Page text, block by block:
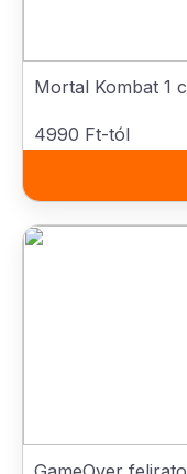
Mortal Kombat 1
4990 Ft-tól